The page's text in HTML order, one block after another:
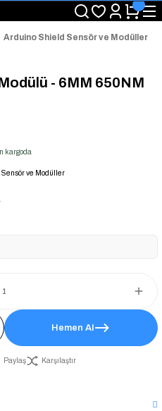
Aynı Gün Kargo Avantajı!
Stoktan Hemen Teslim."
Avantajını Kaçırmayın!"
Arduino Shield Sensör ve Modüller
- 6MM 650NM
kargoda
ve Modüller
Hemen Al
Paylaş Karşılaştır